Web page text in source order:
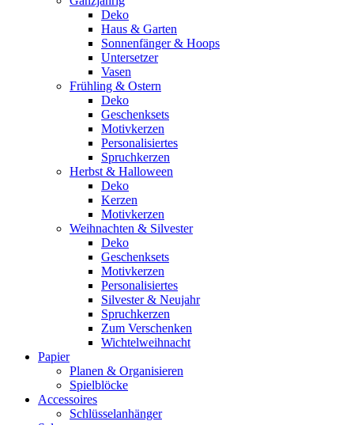
Deko
Haus & Garten
Sonnenfänger & Hoops
Untersetzer
Vasen
Frühling & Ostern
Deko
Geschenksets
Motivkerzen
Personalisiertes
Spruchkerzen
Herbst & Halloween
Deko
Kerzen
Motivkerzen
Weihnachten & Silvester
Deko
Geschenksets
Motivkerzen
Personalisiertes
Silvester & Neujahr
Spruchkerzen
Zum Verschenken
Wichtelweihnacht
Papier
Planen & Organisieren
Spielblöcke
Accessoires
Schlüsselanhänger